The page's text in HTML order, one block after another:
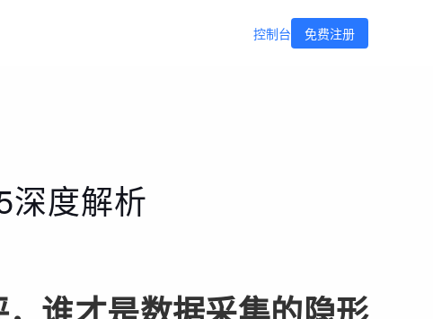
控制台 免费注册
深度解析